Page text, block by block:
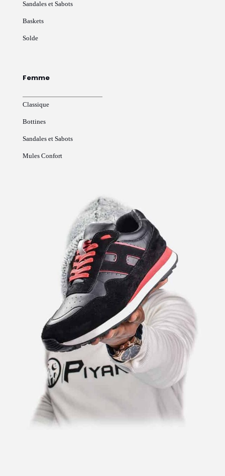
Sandales et Sabots
Baskets
Solde
Femme
Classique
Bottines
Sandales et Sabots
Mules Confort